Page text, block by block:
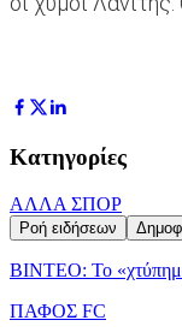
Κατηγορίες
ΑΛΛΑ ΣΠΟΡ
Ροή ειδήσεων
ΒΙΝΤΕΟ: Το
ΠΑΦΟΣ FC